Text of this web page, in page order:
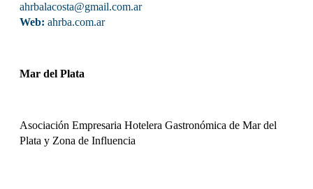
ahrbalacosta@gmail.com.ar
Web: ahrba.com.ar
Mar del Plata
Asociación Empresaria Hotelera Gastronómica de Mar del
Plata y Zona de Influencia